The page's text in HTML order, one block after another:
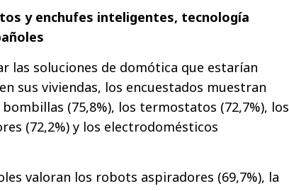
y enchufes inteligentes, tecnología
las soluciones de domótica que estarían
sus viviendas, los encuestados muestran
(75,8%), los termostatos (72,7%), los
(72,2%) y los electrodomésticos
valoran los robots aspiradores (69,7%), la